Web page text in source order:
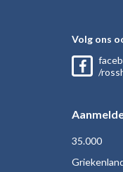
Volg ons
/
35.000